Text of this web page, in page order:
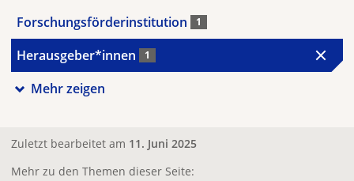
Forschungsförderinstitution 1
Herausgeber*innen 1
Mehr zeigen
Zuletzt bearbeitet am 11. Juni 2025
Mehr zu den Themen dieser Seite: